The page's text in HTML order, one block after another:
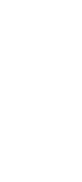
נושאים
חשב
יובל,
השלטון
משעשעת
יכולה